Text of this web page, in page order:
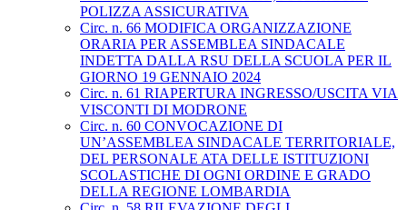
POLIZZA ASSICURATIVA
Circ. n. 66 MODIFICA ORGANIZZAZIONE
ORARIA PER ASSEMBLEA SINDACALE
INDETTA DALLA RSU DELLA SCUOLA PER IL
GIORNO 19 GENNAIO 2024
Circ. n. 61 RIAPERTURA INGRESSO/USCITA VIA
VISCONTI DI MODRONE
Circ. n. 60 CONVOCAZIONE DI
UN’ASSEMBLEA SINDACALE TERRITORIALE,
DEL PERSONALE ATA DELLE ISTITUZIONI
SCOLASTICHE DI OGNI ORDINE E GRADO
DELLA REGIONE LOMBARDIA